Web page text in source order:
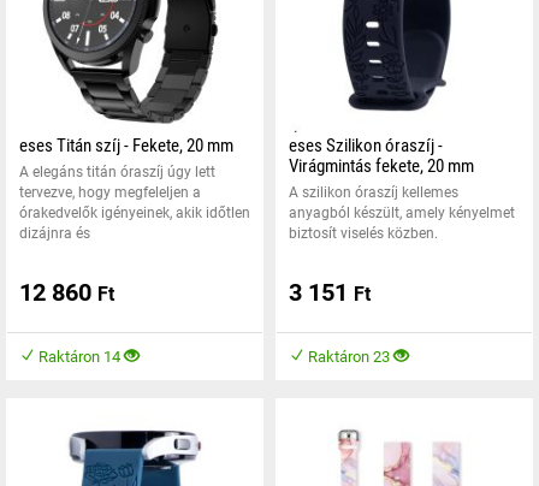
eses Titán szíj - Fekete, 20 mm
A elegáns titán óraszíj úgy lett
tervezve, hogy megfeleljen a
órakedvelők igényeinek, akik időtlen
dizájnra és
12 860 Ft
Raktáron 14
eses Szilikon óraszíj -
Virágmintás fekete, 20 mm
A szilikon óraszíj kellemes
anyagból készült, amely kényelmet
biztosít viselés közben.
3 151 Ft
Raktáron 23